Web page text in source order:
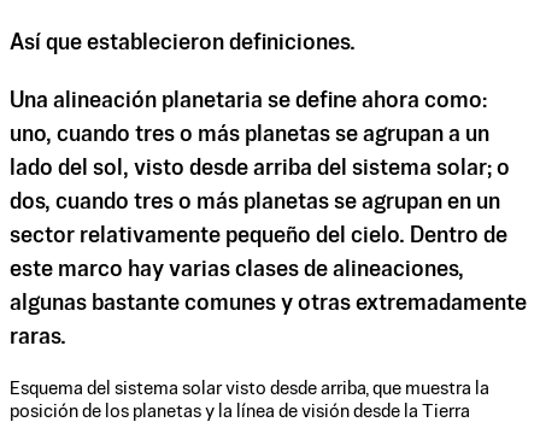
Así que establecieron definiciones.
Una alineación planetaria se define ahora como:
uno, cuando tres o más planetas se agrupan a un
lado del sol, visto desde arriba del sistema solar; o
dos, cuando tres o más planetas se agrupan en un
sector relativamente pequeño del cielo. Dentro de
este marco hay varias clases de alineaciones,
algunas bastante comunes y otras extremadamente
raras.
Esquema del sistema solar visto desde arriba, que muestra la
posición de los planetas y la línea de visión desde la Tierra